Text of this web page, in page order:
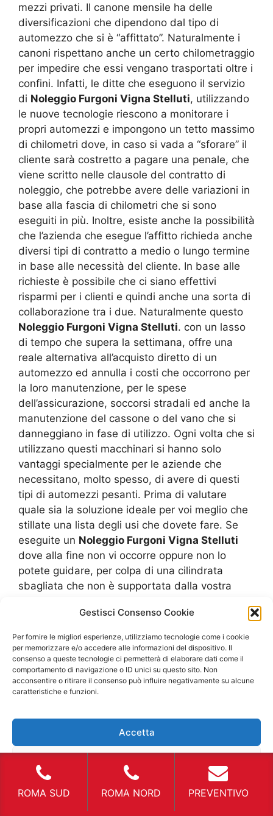
Gestisci Consenso Cookie
Per fornire le migliori esperienze, utilizziamo tecnologie come i cookie
per memorizzare e/o accedere alle informazioni del dispositivo. Il
consenso a queste tecnologie ci permetterà di elaborare dati come il
comportamento di navigazione o ID unici su questo sito. Non
acconsentire o ritirare il consenso può influire negativamente su alcune
caratteristiche e funzioni.
Accetta
Visualizza le preferenze
mezzi privati. Il canone mensile ha delle
diversificazioni che dipendono dal tipo di
automezzo che si è “affittato”. Naturalmente i
canoni rispettano anche un certo chilometraggio
per impedire che essi vengano trasportati oltre i
confini. Infatti, le ditte che eseguono il servizio
di Noleggio Furgoni Vigna Stelluti, utilizzando
le nuove tecnologie riescono a monitorare i
propri automezzi e impongono un tetto massimo
di chilometri dove, in caso si vada a “sforare” il
cliente sarà costretto a pagare una penale, che
viene scritto nelle clausole del contratto di
noleggio, che potrebbe avere delle variazioni in
base alla fascia di chilometri che si sono
eseguiti in più. Inoltre, esiste anche la possibilità
che l’azienda che esegue l’affitto richieda anche
diversi tipi di contratto a medio o lungo termine
in base alle necessità del cliente. In base alle
richieste è possibile che ci siano effettivi
risparmi per i clienti e quindi anche una sorta di
collaborazione tra i due. Naturalmente questo
Noleggio Furgoni Vigna Stelluti. con un lasso
di tempo che supera la settimana, offre una
reale alternativa all’acquisto diretto di un
automezzo ed annulla i costi che occorrono per
la loro manutenzione, per le spese
dell’assicurazione, soccorsi stradali ed anche la
manutenzione del cassone o del vano che si
danneggiano in fase di utilizzo. Ogni volta che si
utilizzano questi macchinari si hanno solo
vantaggi specialmente per le aziende che
necessitano, molto spesso, di avere di questi
tipi di automezzi pesanti. Prima di valutare
quale sia la soluzione ideale per voi meglio che
stillate una lista degli usi che dovete fare. Se
eseguite un Noleggio Furgoni Vigna Stelluti
dove alla fine non vi occorre oppure non lo
potete guidare, per colpa di una cilindrata
sbagliata che non è supportata dalla vostra
non è rimborsabile. Ogni contratto a noleggio
non è estinguibile perché avete avuto dei
ripensamenti o perché esso non vi occorre più,
quindi dovete essere decisi e sapere
esattamente quale sia l’uso che ne farete.
Inoltre, se si tratta di un lavoro meglio cercare di
che lo potete usare al meglio in ogni momento
delle ore lavorative. IlNoleggio Furgoni Vigna
Stellutiè una realtà consolidata che sta
avendo una richiesta notevole sul mercato tanto
che si valutano anche scelte alternative di
contratti per venire incontro alle esigenze più
ROMA SUD ROMA NORD PREVENTIVO